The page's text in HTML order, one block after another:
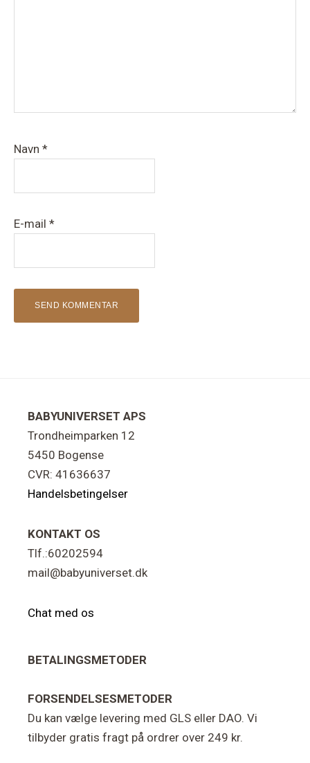
Navn *
E-mail *
Footer
BABYUNIVERSET APS
Trondheimparken 12
5450 Bogense
CVR: 41636637
Handelsbetingelser
KONTAKT OS
Tlf.:60202594
mail@babyuniverset.dk
Chat med os
BETALINGSMETODER
FORSENDELSESMETODER
Du kan vælge levering med GLS eller DAO. Vi
tilbyder gratis fragt på ordrer over 249 kr.